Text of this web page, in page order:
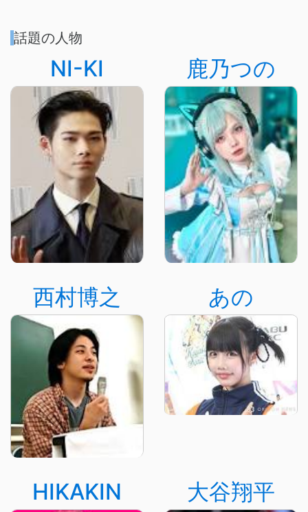
話題の人物
NI-KI 鹿乃つの
西村博之 あの
HIKAKIN 大谷翔平